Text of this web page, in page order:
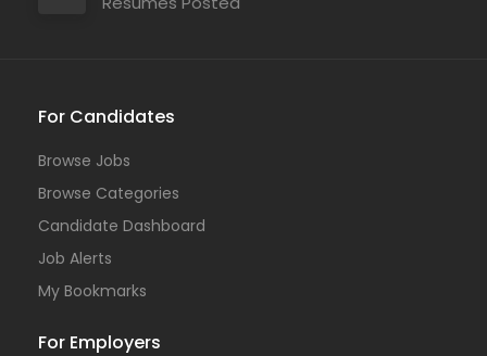
For Candidates
Browse Jobs
Browse Categories
Candidate Dashboard
Job Alerts
My Bookmarks
For Employers